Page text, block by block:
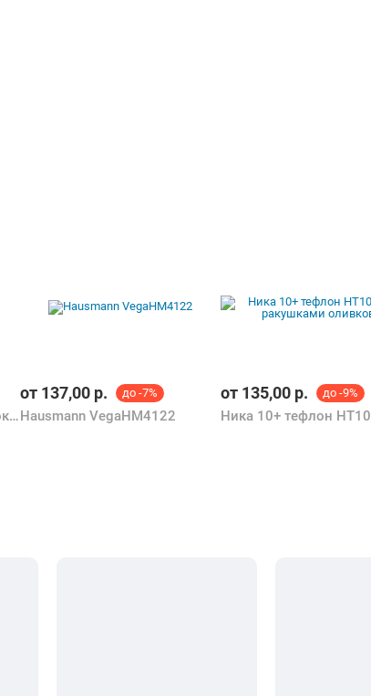
Ника 9 Тефлон / НТ9/Ш (шоколад)
от 137,00 р. до -7%
Hausmann VegaHM4122
от 135,00 р. до -9%